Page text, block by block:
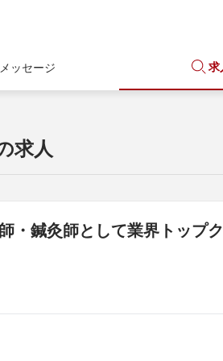
メッセージ 求
求人
・鍼灸師として業界トップ